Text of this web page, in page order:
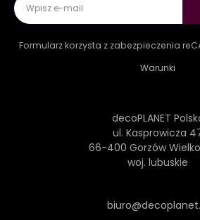
Formularz korzysta z zabezpieczenia
Warunki
decoPLANET
ul. Kasprowicza
66-400 Gorzów
woj. lubuskie